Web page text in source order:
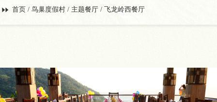
首页 / 鸟巢度假村 / 主题餐厅 / 飞龙岭西餐厅